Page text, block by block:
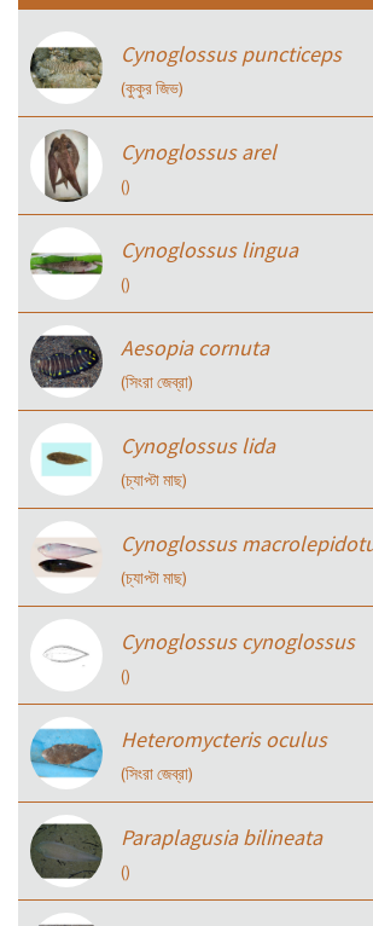
Cynoglossus puncticeps
(কুকুর জিভ)
Cynoglossus arel
()
Cynoglossus lingua
()
Aesopia cornuta
(সিংরা জেব্রা)
Cynoglossus lida
(চ্যাপ্টা মাছ)
Cynoglossus
(চ্যাপ্টা মাছ)
Cynoglossus cynoglossus
()
Heteromycteris oculus
(সিংরা জেব্রা)
Paraplagusia bilineata
()